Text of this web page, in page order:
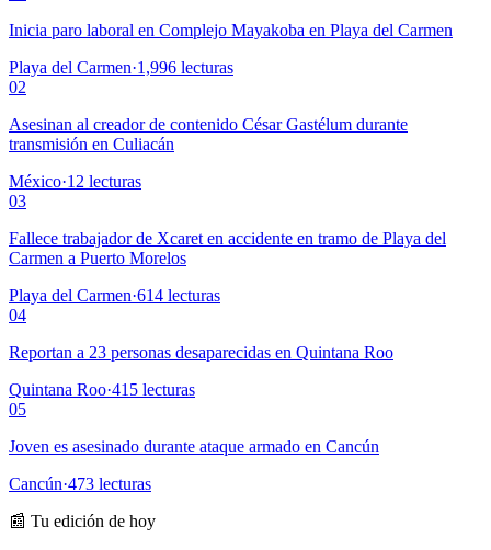
Inicia paro laboral en Complejo Mayakoba en Playa del Carmen
Playa del Carmen·1,996 lecturas
02
Asesinan al creador de contenido César Gastélum durante
transmisión en Culiacán
México·12 lecturas
03
Fallece trabajador de Xcaret en accidente en tramo de Playa del
Carmen a Puerto Morelos
Playa del Carmen·614 lecturas
04
Reportan a 23 personas desaparecidas en Quintana Roo
Quintana Roo·415 lecturas
05
Joven es asesinado durante ataque armado en Cancún
Cancún·473 lecturas
📰 Tu edición de hoy